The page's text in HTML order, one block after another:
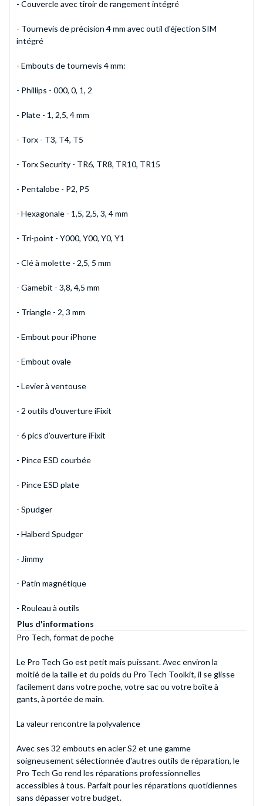
- Couvercle avec tiroir de rangement intégré
- Tournevis de précision 4 mm avec outil d'éjection SIM
intégré
- Embouts de tournevis 4 mm:
- Phillips - 000, 0, 1, 2
- Plate - 1, 2,5, 4 mm
- Torx - T3, T4, T5
- Torx Security - TR6, TR8, TR10, TR15
- Pentalobe - P2, P5
- Hexagonale - 1,5, 2,5, 3, 4 mm
- Tri-point - Y000, Y00, Y0, Y1
- Clé à molette - 2,5, 5 mm
- Gamebit - 3,8, 4,5 mm
- Triangle - 2, 3 mm
- Embout pour iPhone
- Embout ovale
- Levier à ventouse
- 2 outils d'ouverture iFixit
- 6 pics d'ouverture iFixit
- Pince ESD courbée
- Pince ESD plate
- Spudger
- Halberd Spudger
- Jimmy
- Patin magnétique
- Rouleau à outils
Plus d'informations
Pro Tech, format de poche
Le Pro Tech Go est petit mais puissant. Avec environ la
moitié de la taille et du poids du Pro Tech Toolkit, il se glisse
facilement dans votre poche, votre sac ou votre boîte à
gants, à portée de main.
La valeur rencontre la polyvalence
Avec ses 32 embouts en acier S2 et une gamme
soigneusement sélectionnée d'autres outils de réparation, le
Pro Tech Go rend les réparations professionnelles
accessibles à tous. Parfait pour les réparations quotidiennes
sans dépasser votre budget.